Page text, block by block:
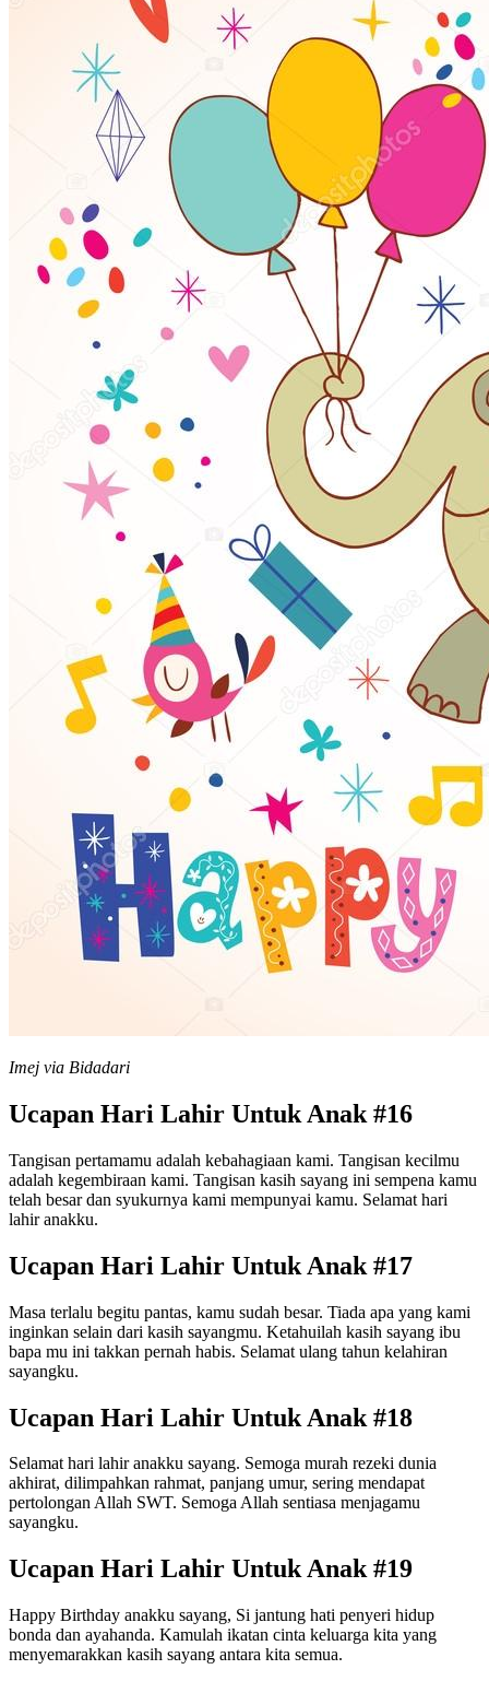
Imej via Bidadari
Ucapan Hari Lahir Untuk Anak #16
Tangisan pertamamu adalah kebahagiaan kami. Tangisan kecilmu
adalah kegembiraan kami. Tangisan kasih sayang ini sempena kamu
telah besar dan syukurnya kami mempunyai kamu. Selamat hari
lahir anakku.
Ucapan Hari Lahir Untuk Anak #17
Masa terlalu begitu pantas, kamu sudah besar. Tiada apa yang kami
inginkan selain dari kasih sayangmu. Ketahuilah kasih sayang ibu
bapa mu ini takkan pernah habis. Selamat ulang tahun kelahiran
sayangku.
Ucapan Hari Lahir Untuk Anak #18
Selamat hari lahir anakku sayang. Semoga murah rezeki dunia
akhirat, dilimpahkan rahmat, panjang umur, sering mendapat
pertolongan Allah SWT. Semoga Allah sentiasa menjagamu
sayangku.
Ucapan Hari Lahir Untuk Anak #19
Happy Birthday anakku sayang, Si jantung hati penyeri hidup
bonda dan ayahanda. Kamulah ikatan cinta keluarga kita yang
menyemarakkan kasih sayang antara kita semua.